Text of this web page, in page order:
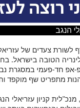
הנגב
צעדים של
אפ חד-פעמי במסגרת
מתפריט שף מוקפד
מנכ"לית קניון עזריאלי